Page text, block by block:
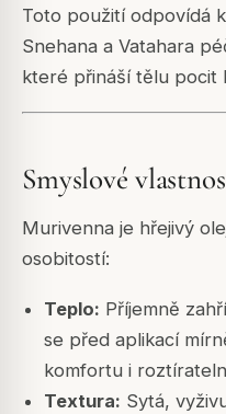
Toto použití odpovídá
Snehana a Vatahara
které přináší tělu pocit
Smyslové
Murivenna je hřejivý
osobitostí:
Teplo: Příjemně
se před aplikací
komfortu i
Textura: Sytá,